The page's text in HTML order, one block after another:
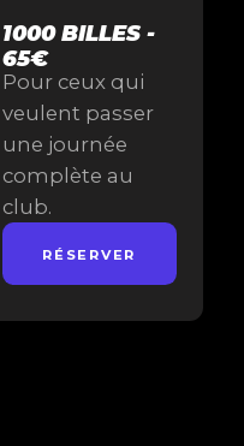
1000 BILLES -
65€
Pour ceux qui
veulent passer
une journée
complète au
club.
RÉSERVER